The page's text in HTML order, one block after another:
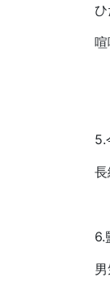
喧
5.
長
6.